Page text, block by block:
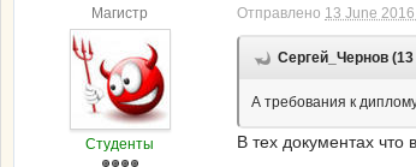
Магистр
Студенты
Отправлено 13 June
Сергей_Чернов
А требования к
В тех документах